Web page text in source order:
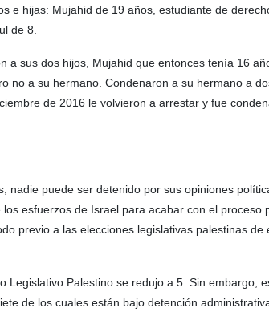
e hijas: Mujahid de 19 años, estudiante de
de 8.
sus dos hijos, Mujahid que entonces tenía 16
no a su hermano. Condenaron a su hermano a
de 2016 le volvieron a arrestar y fue
nadie puede ser detenido por sus opiniones
esfuerzos de Israel para acabar con el proceso
previo a las elecciones legislativas palestinas de
Palestino se redujo a 5. Sin embargo,
de los cuales están bajo detención